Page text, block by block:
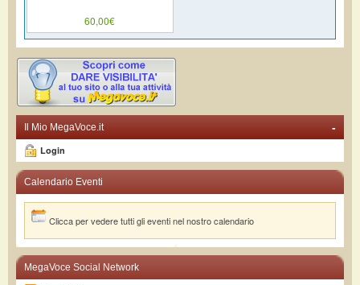
60,00€
-
Il Mio MegaVoce.it
Login
Calendario Eventi
Clicca per vedere tutti gli eventi nel nostro calendario
MegaVoce Social Network